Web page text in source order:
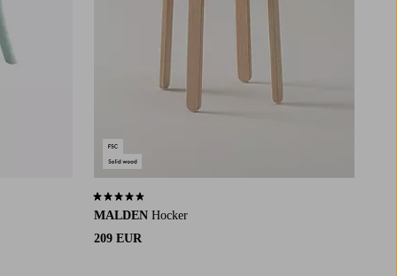
MALDEN Hocker
209 EUR
4,6 basierend auf 5 Bewertungen